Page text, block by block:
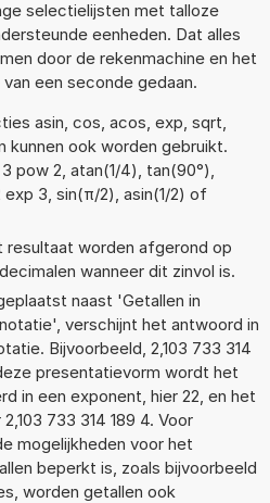
selectielijsten met talloze
eenheden. Dat alles
door de rekenmachine en het
een seconde gedaan.
asin, cos, acos, exp, sqrt,
kunnen ook worden gebruikt.
pow 2, atan(1/4), tan(90°),
3, sin(π/2), asin(1/2) of
resultaat worden afgerond op
wanneer dit zinvol is.
naast 'Getallen in
verschijnt het antwoord in
Bijvoorbeeld, 2,103 733 314
presentatievorm wordt het
in een exponent, hier 22, en het
733 314 189 4. Voor
mogelijkheden voor het
beperkt is, zoals bijvoorbeeld
worden getallen ook